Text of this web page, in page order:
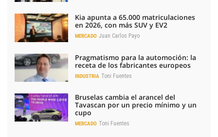
Kia apunta a 65.000 matriculaciones
en 2026, con más SUV y EV2
MERCADO Juan Carlos Payo
Pragmatismo para la automoción: la
receta de los fabricantes europeos
INDUSTRIA Toni Fuentes
Bruselas cambia el arancel del
Tavascan por un precio mínimo y un
cupo
MERCADO Toni Fuentes